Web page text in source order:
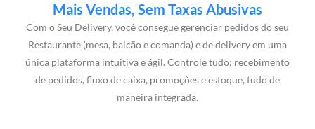
Mais Vendas, Sem Taxas Abusivas
Com o Seu Delivery, você consegue gerenciar pedidos do seu
Restaurante (mesa, balcão e comanda) e de delivery em uma
única plataforma intuitiva e ágil. Controle tudo: recebimento
de pedidos, fluxo de caixa, promoções e estoque, tudo de
maneira integrada.